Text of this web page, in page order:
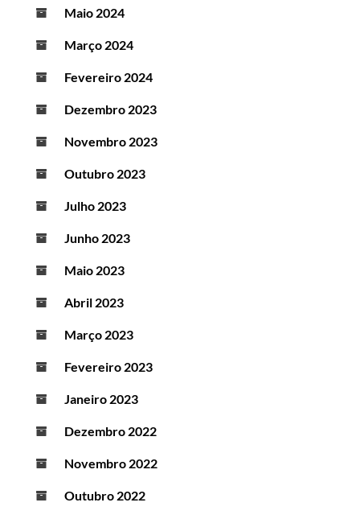
Maio 2024
Março 2024
Fevereiro 2024
Dezembro 2023
Novembro 2023
Outubro 2023
Julho 2023
Junho 2023
Maio 2023
Abril 2023
Março 2023
Fevereiro 2023
Janeiro 2023
Dezembro 2022
Novembro 2022
Outubro 2022